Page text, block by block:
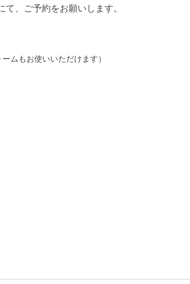
、ご予約をお願いします。
ムもお使いいただけます）